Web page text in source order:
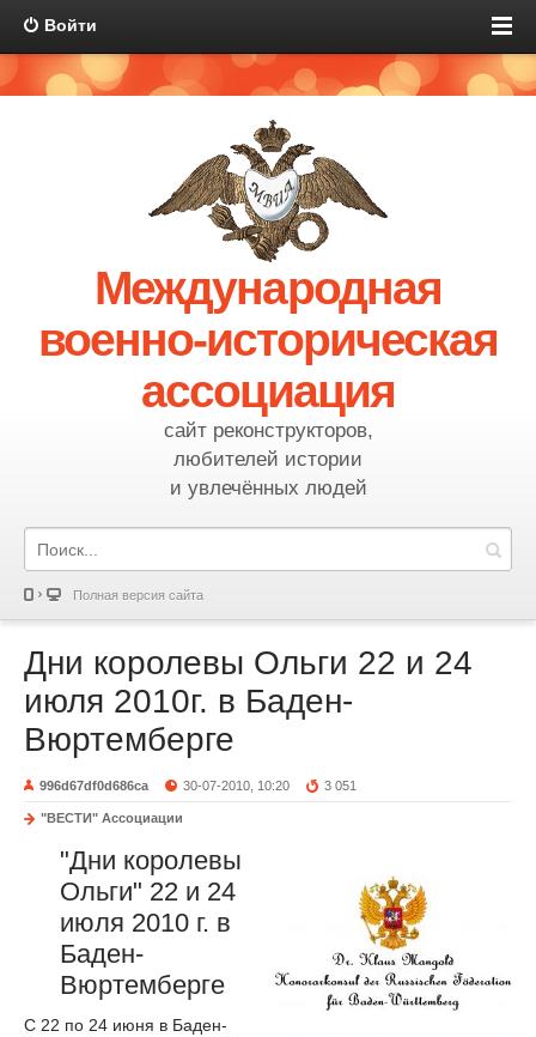
Войти
Международная
военно-историческая
ассоциация
сайт реконструкторов,
любителей истории
и увлечённых людей
Полная версия сайта
Дни королевы Ольги 22 и 24
июля 2010г. в Баден-
Вюртемберге
996d67df0d686ca 30-07-2010, 10:20 3 051
"ВЕСТИ" Ассоциации
"Дни королевы
Ольги" 22 и 24
июля 2010 г. в
Баден-
Вюртемберге
С 22 по 24 июня в Баден-